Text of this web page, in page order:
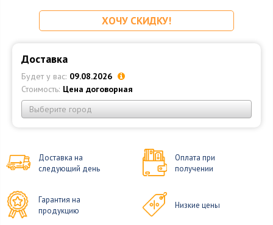
ХОЧУ СКИДКУ!
Доставка
Будет у вас: 09.08.2026
Стоимость: Цена договорная
Выберите город
Доставка на
следующий день
Оплата при
получении
Гарантия на
продукцию
Низкие цены